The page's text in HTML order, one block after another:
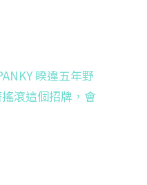
睽違五年野
滾這個招牌，會